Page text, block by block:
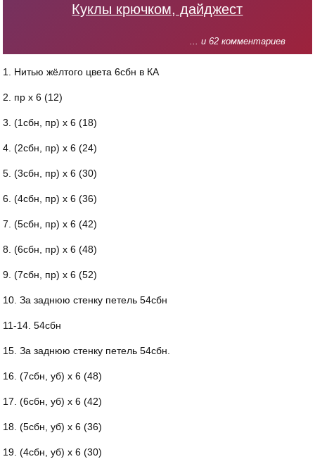
Куклы крючком, дайджест
... и 62 комментариев
1. Нитью жёлтого цвета 6сбн в КА
2. пр х 6 (12)
3. (1сбн, пр) х 6 (18)
4. (2сбн, пр) х 6 (24)
5. (3сбн, пр) х 6 (30)
6. (4сбн, пр) х 6 (36)
7. (5сбн, пр) х 6 (42)
8. (6сбн, пр) х 6 (48)
9. (7сбн, пр) х 6 (52)
10. За заднюю стенку петель 54сбн
11-14. 54сбн
15. За заднюю стенку петель 54сбн.
16. (7сбн, уб) х 6 (48)
17. (6сбн, уб) х 6 (42)
18. (5сбн, уб) х 6 (36)
19. (4сбн, уб) х 6 (30)